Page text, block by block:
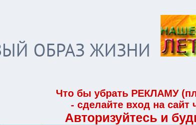
ОБРАЗ ЖИЗНИ
Что бы убрать РЕКЛАМУ
- сделайте вход на сайт
Авторизуйтесь и